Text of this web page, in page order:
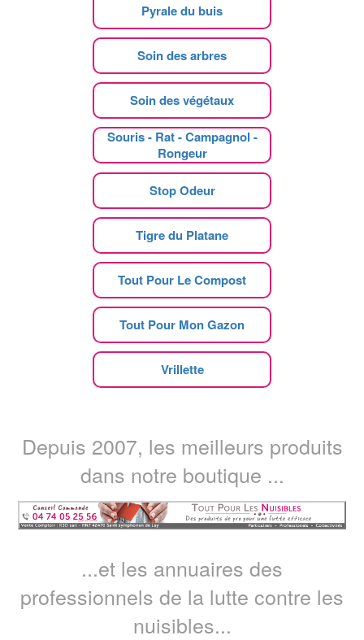
Pyrale du buis
Soin des arbres
Soin des végétaux
Souris - Rat - Campagnol -
Rongeur
Stop Odeur
Tigre du Platane
Tout Pour Le Compost
Tout Pour Mon Gazon
Vrillette
Depuis 2007, les meilleurs produits
dans notre boutique ...
...et les annuaires des
professionnels de la lutte contre les
nuisibles...